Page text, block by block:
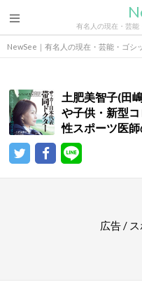
有名人の現在・芸能
NewSee｜有名人の現在・芸能・ゴシ
土肥美智子(田
や子供・新型
性スポーツ医師
広告 /